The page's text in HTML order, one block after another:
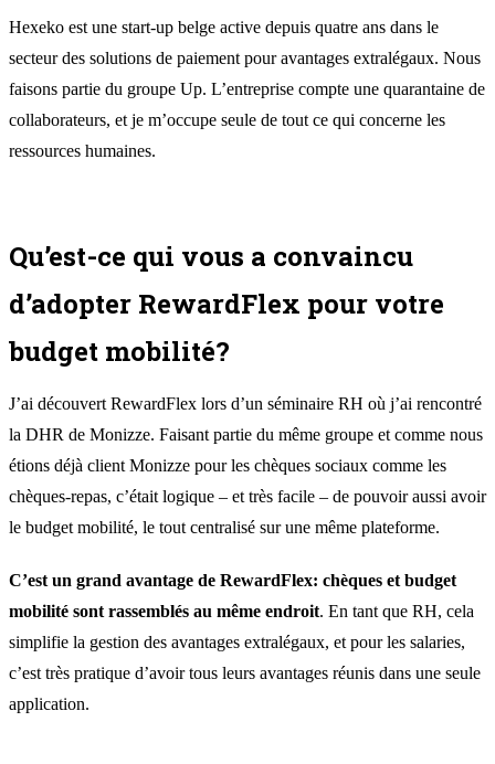
Hexeko est une start-up belge active depuis quatre ans dans le
secteur des solutions de paiement pour avantages extralégaux. Nous
faisons partie du groupe Up. L’entreprise compte une quarantaine de
collaborateurs, et je m’occupe seule de tout ce qui concerne les
ressources humaines.
Qu’est-ce qui vous a convaincu
d’adopter RewardFlex pour votre
budget mobilité?
J’ai découvert RewardFlex lors d’un séminaire RH où j’ai rencontré
la DHR de Monizze. Faisant partie du même groupe et comme nous
étions déjà client Monizze pour les chèques sociaux comme les
chèques-repas, c’était logique – et très facile – de pouvoir aussi avoir
le budget mobilité, le tout centralisé sur une même plateforme.
C’est un grand avantage de RewardFlex: chèques et budget
mobilité sont rassemblés au même endroit. En tant que RH, cela
simplifie la gestion des avantages extralégaux, et pour les salaries,
c’est très pratique d’avoir tous leurs avantages réunis dans une seule
application.